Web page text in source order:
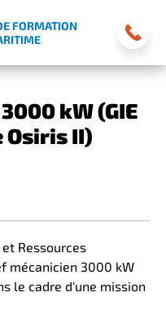
FORMATION
kW (GIE
Osiris II)
et Ressources
mécanicien 3000 kW
le cadre d'une mission